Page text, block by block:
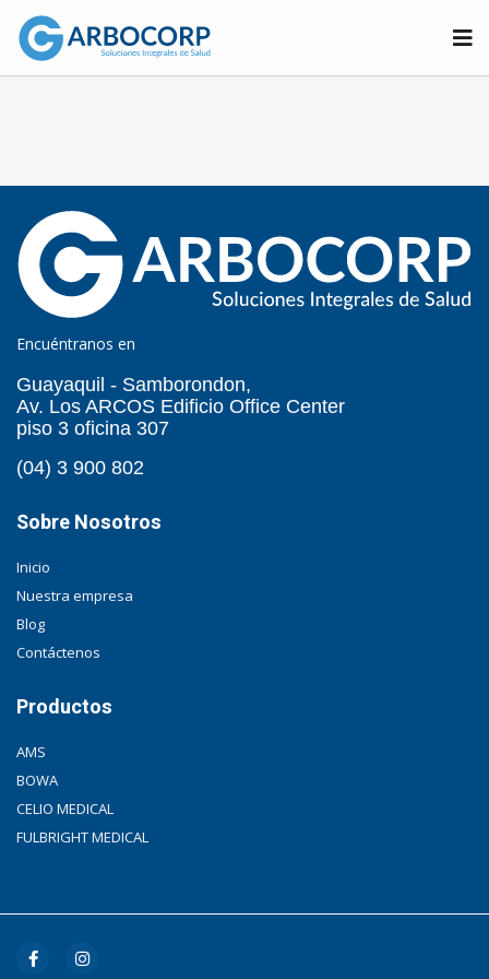
Encuéntranos en
Guayaquil - Samborondon,
Av. Los ARCOS Edificio Office Center
piso 3 oficina 307
(04) 3 900 802
Sobre Nosotros
Inicio
Nuestra empresa
Blog
Contáctenos
Productos
AMS
BOWA
CELIO MEDICAL
FULBRIGHT MEDICAL